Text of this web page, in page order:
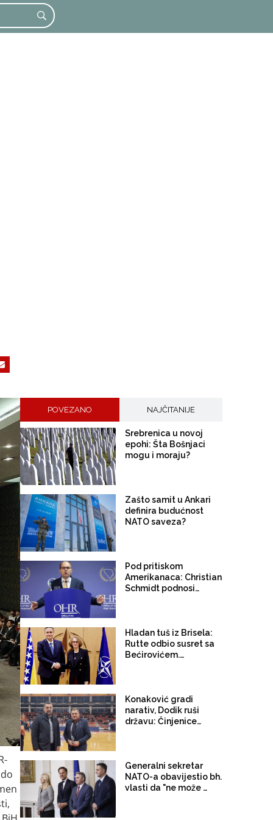
POVEZANO NAJČITANIJE
Srebrenica u novoj
epohi: Šta Bošnjaci
mogu i moraju?
Zašto samit u Ankari
definira budućnost
NATO saveza?
Pod pritiskom
Amerikanaca: Christian
Schmidt podnosi
Hladan tuš iz Brisela:
Rutte odbio susret sa
Bećirovićem.
unutrašnjeg
konsenzusa!
Konaković gradi
narativ, Dodik ruši
državu: Činjenice
Generalni sekretar
NATO-a obavijestio bh.
vlasti da "ne može doći